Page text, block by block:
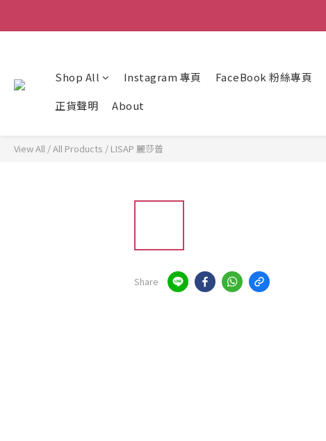
Shop All Instagram 專頁 FaceBook 粉絲專頁
正貨聲明
About
View All /All Products / LISAP 麗莎普
Share